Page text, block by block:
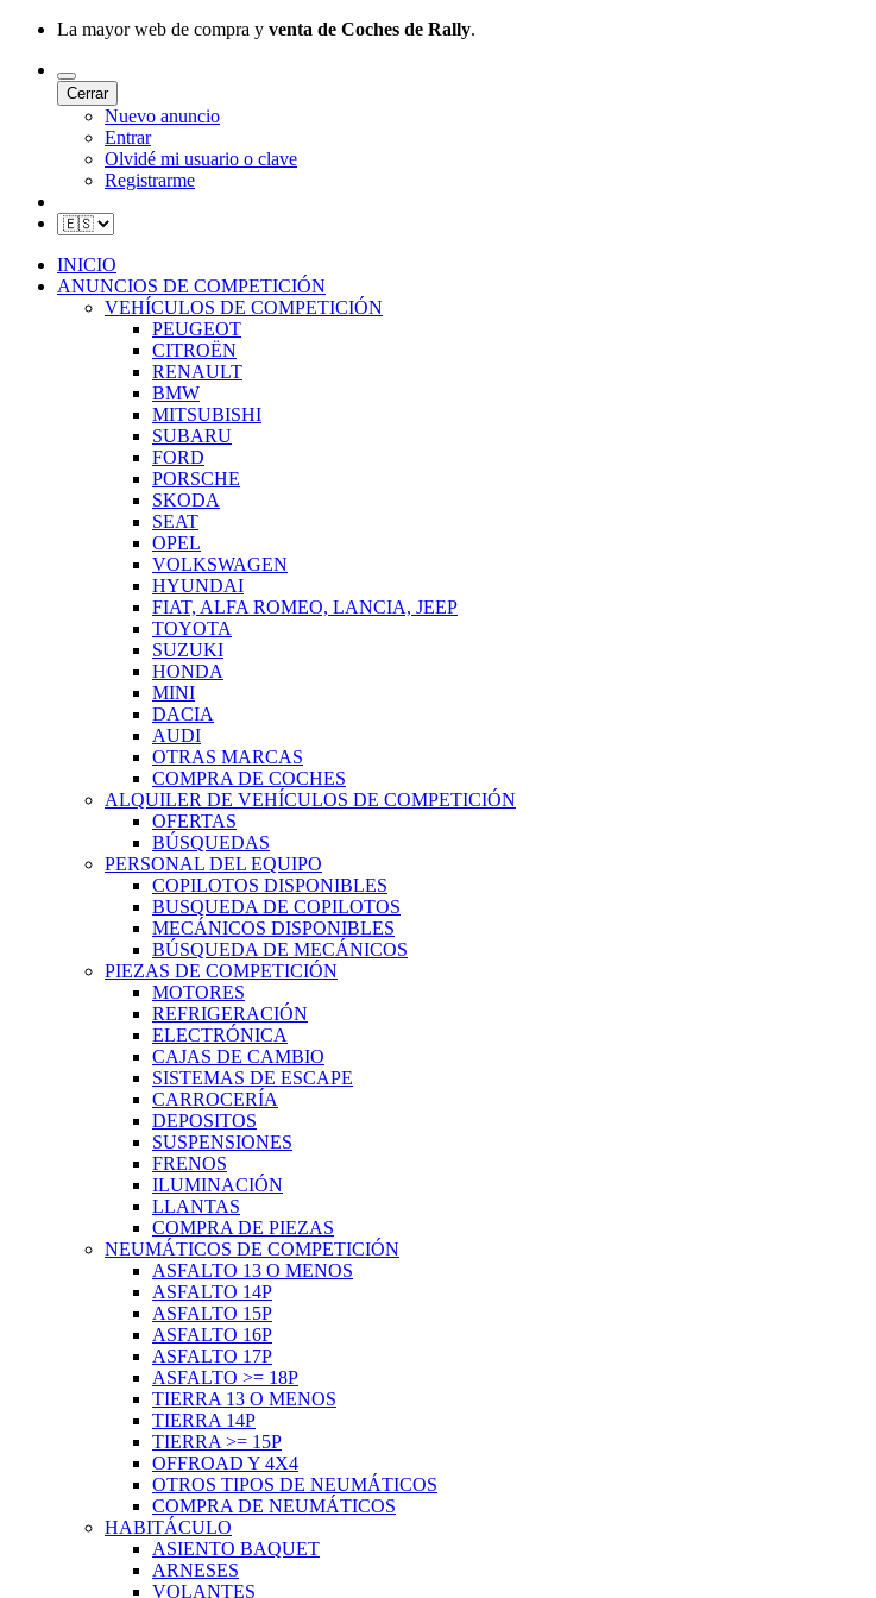
La mayor web de compra y venta de Coches de Rally.
Cerrar
Nuevo anuncio
Entrar
Olvidé mi usuario o clave
Registrarme
INICIO
ANUNCIOS DE COMPETICIÓN
VEHÍCULOS DE COMPETICIÓN
PEUGEOT
CITROËN
RENAULT
BMW
MITSUBISHI
SUBARU
FORD
PORSCHE
SKODA
SEAT
OPEL
VOLKSWAGEN
HYUNDAI
FIAT, ALFA ROMEO, LANCIA, JEEP
TOYOTA
SUZUKI
HONDA
MINI
DACIA
AUDI
OTRAS MARCAS
COMPRA DE COCHES
ALQUILER DE VEHÍCULOS DE COMPETICIÓN
OFERTAS
BÚSQUEDAS
PERSONAL DEL EQUIPO
COPILOTOS DISPONIBLES
BUSQUEDA DE COPILOTOS
MECÁNICOS DISPONIBLES
BÚSQUEDA DE MECÁNICOS
PIEZAS DE COMPETICIÓN
MOTORES
REFRIGERACIÓN
ELECTRÓNICA
CAJAS DE CAMBIO
SISTEMAS DE ESCAPE
CARROCERÍA
DEPOSITOS
SUSPENSIONES
FRENOS
ILUMINACIÓN
LLANTAS
COMPRA DE PIEZAS
NEUMÁTICOS DE COMPETICIÓN
ASFALTO 13 O MENOS
ASFALTO 14P
ASFALTO 15P
ASFALTO 16P
ASFALTO 17P
ASFALTO >= 18P
TIERRA 13 O MENOS
TIERRA 14P
TIERRA >= 15P
OFFROAD Y 4X4
OTROS TIPOS DE NEUMÁTICOS
COMPRA DE NEUMÁTICOS
HABITÁCULO
ASIENTO BAQUET
ARNESES
VOLANTES